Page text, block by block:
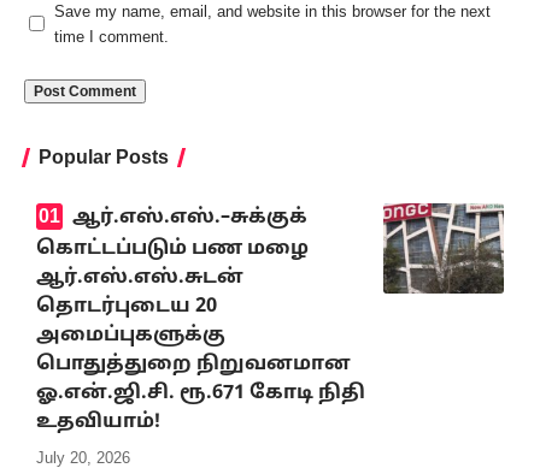
Save my name, email, and website in this browser for the next
time I comment.
Popular Posts
ஆர்.எஸ்.எஸ்.–சுக்குக்
கொட்டப்படும் பண மழை
ஆர்.எஸ்.எஸ்.சுடன்
தொடர்புடைய 20
அமைப்புகளுக்கு
பொதுத்துறை நிறுவனமான
ஓ.என்.ஜி.சி. ரூ.671 கோடி நிதி
உதவியாம்!
July 20, 2026